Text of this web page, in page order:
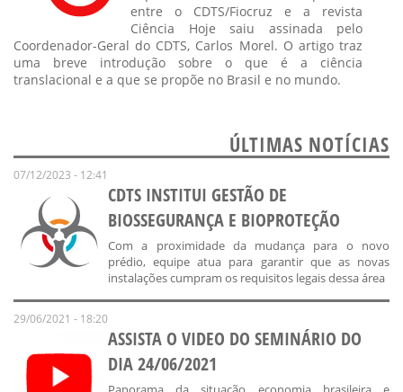
entre o CDTS/Fiocruz e a revista
Ciência Hoje saiu assinada pelo
Coordenador-Geral do CDTS, Carlos Morel. O artigo traz
uma breve introdução sobre o que é a ciência
translacional e a que se propõe no Brasil e no mundo.
ÚLTIMAS NOTÍCIAS
07/12/2023 - 12:41
CDTS INSTITUI GESTÃO DE
BIOSSEGURANÇA E BIOPROTEÇÃO
Com a proximidade da mudança para o novo
prédio, equipe atua para garantir que as novas
instalações cumpram os requisitos legais dessa área
29/06/2021 - 18:20
ASSISTA O VIDEO DO SEMINÁRIO DO
DIA 24/06/2021